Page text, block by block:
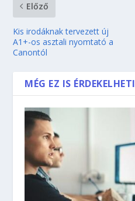
Előző
Kis irodáknak tervezett új
A1+-os asztali nyomtató a
Canontól
MÉG EZ IS ÉRDEKELHETI